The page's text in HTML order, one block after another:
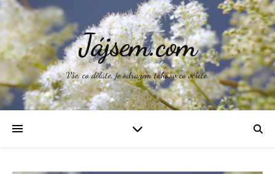
Jájsem.com
Vše, co děláte, je odrazem toho, v co věříte.